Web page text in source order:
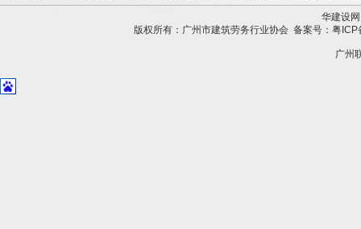
华建设网
版权所有：广州市建筑劳务行业协会备案号：粤
广州